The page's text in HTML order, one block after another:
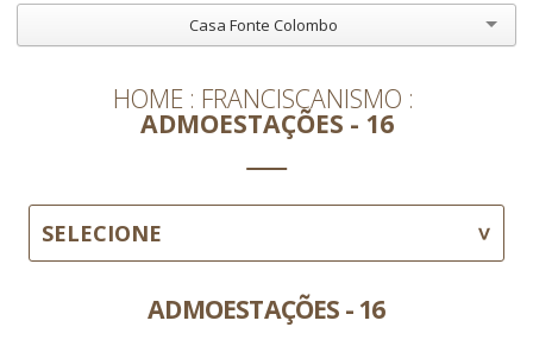
Casa Fonte Colombo
HOME FRANCISCANISMO
ADMOESTAÇÕES - 16
SELECIONE
ADMOESTAÇÕES - 16